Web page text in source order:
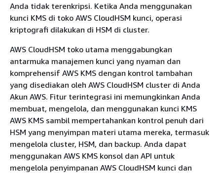
Anda tidak terenkripsi. Ketika Anda menggunakan
kunci KMS di toko AWS CloudHSM kunci, operasi
kriptografi dilakukan di HSM di cluster.
AWS CloudHSM toko utama menggabungkan
antarmuka manajemen kunci yang nyaman dan
komprehensif AWS KMS dengan kontrol tambahan
yang disediakan oleh AWS CloudHSM cluster di Anda
Akun AWS. Fitur terintegrasi ini memungkinkan Anda
membuat, mengelola, dan menggunakan kunci KMS
AWS KMS sambil mempertahankan kontrol penuh dari
HSM yang menyimpan materi utama mereka, termasuk
mengelola cluster, HSM, dan backup. Anda dapat
menggunakan AWS KMS konsol dan API untuk
mengelola penyimpanan AWS CloudHSM kunci dan